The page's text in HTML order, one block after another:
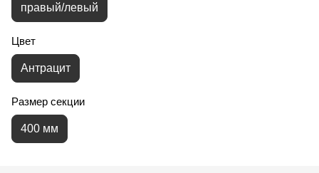
правый/левый
Цвет
Антрацит
Размер секции
400 мм